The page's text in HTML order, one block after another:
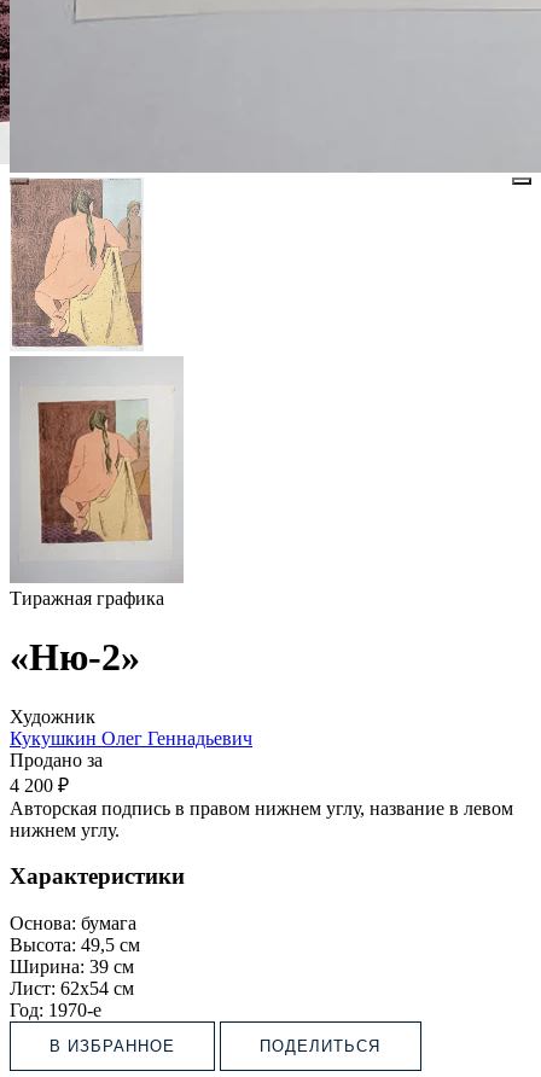
Тиражная графика
«Ню-2»
Художник
Кукушкин Олег Геннадьевич
Продано за
4 200 ₽
Авторская подпись в правом нижнем углу, название в левом
нижнем углу.
Характеристики
Основа: бумага
Высота: 49,5 см
Ширина: 39 см
Лист: 62х54 см
Год: 1970-е
В ИЗБРАННОЕ ПОДЕЛИТЬСЯ